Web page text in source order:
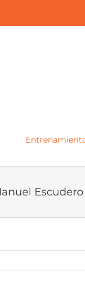
Escudero